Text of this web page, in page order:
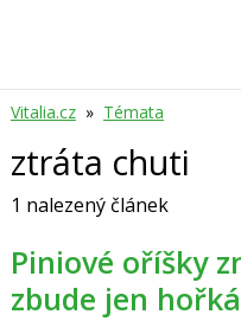
Vitalia.cz » Témata
ztráta chuti
1 nalezený článek
Piniové oříšky zničí všechny chutě,
zbude jen hořká